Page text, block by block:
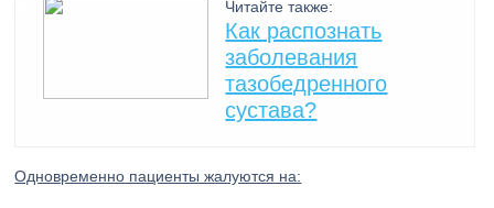
Читайте также:
Как распознать
заболевания
тазобедренного
сустава?
Одновременно пациенты жалуются на: